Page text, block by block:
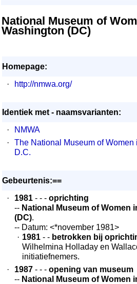
National Museum of
Washington (DC)
Homepage:
·
http://nmwa.org/
Identiek met - naamsvarianten:
·
NMWA
·
The National Museum of Women
D.C.
Gebeurtenis:==
·
1981 - - - oprichting
-- National Museum of Women
(DC).
-- Datum: <*november 1981>
· 1981 - - betrokken bij
Wilhelmina Holladay en
initiatiefnemers.
·
1987 - - - opening van museum
-- National Museum of Women